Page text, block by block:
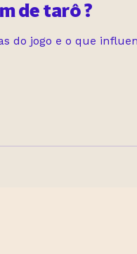
de tarô ?
do jogo e o que